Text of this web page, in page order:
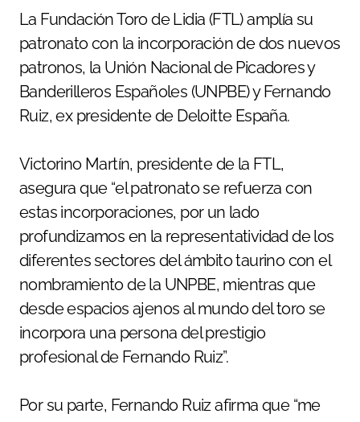
La Fundación Toro de Lidia (FTL) amplía su
patronato con la incorporación de dos nuevos
patronos, la Unión Nacional de Picadores y
Banderilleros Españoles (UNPBE) y Fernando
Ruiz, ex presidente de Deloitte España.
Victorino Martín, presidente de la FTL,
asegura que “el patronato se refuerza con
estas incorporaciones, por un lado
profundizamos en la representatividad de los
diferentes sectores del ámbito taurino con el
nombramiento de la UNPBE, mientras que
desde espacios ajenos al mundo del toro se
incorpora una persona del prestigio
profesional de Fernando Ruiz”.
Por su parte, Fernando Ruiz afirma que “me